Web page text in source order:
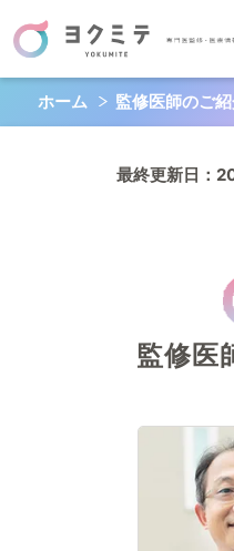
症状・病気から調べ
キーワード検索
ホーム 監修医師のご
最終更新日：
監修医